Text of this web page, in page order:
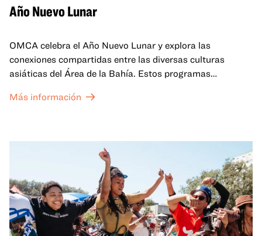
Año Nuevo Lunar
OMCA celebra el Año Nuevo Lunar y explora las
conexiones compartidas entre las diversas culturas
asiáticas del Área de la Bahía. Estos programas
celebran y honran las tradiciones del Año Nuevo Lunar a
un espacio para que nuestras comunidades AAPI se
reúnan y se eleven mutuamente con círculos de curación
tanto presenciales como virtuales.
Más información